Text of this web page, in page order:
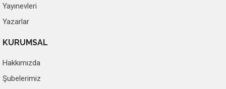
Yayınevleri
Yazarlar
KURUMSAL
Hakkımızda
Şubelerimiz